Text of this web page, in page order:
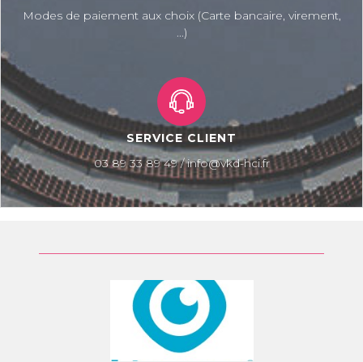
Modes de paiement aux choix (Carte bancaire, virement,
...)
SERVICE CLIENT
03 89 33 89 49 / info@vkd-hci.fr